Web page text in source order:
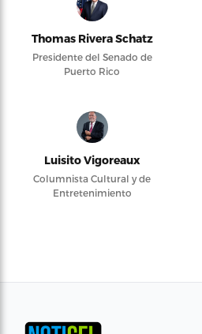
Thomas Rivera Schatz
Presidente del Senado de
Puerto Rico
Luisito Vigoreaux
Columnista Cultural y de
Entretenimiento